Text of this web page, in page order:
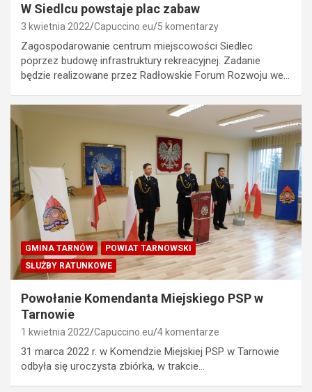
W Siedlcu powstaje plac zabaw
3 kwietnia 2022 Capuccino.eu 5 komentarzy
Zagospodarowanie centrum miejscowości Siedlec
poprzez budowę infrastruktury rekreacyjnej. Zadanie
będzie realizowane przez Radłowskie Forum Rozwoju we…
GMINA TARNÓW
POWIAT TARNOWSKI
SŁUŻBY RATUNKOWE
Powołanie Komendanta Miejskiego PSP w
Tarnowie
1 kwietnia 2022 Capuccino.eu 4 komentarze
31 marca 2022 r. w Komendzie Miejskiej PSP w Tarnowie
odbyła się uroczysta zbiórka, w trakcie…